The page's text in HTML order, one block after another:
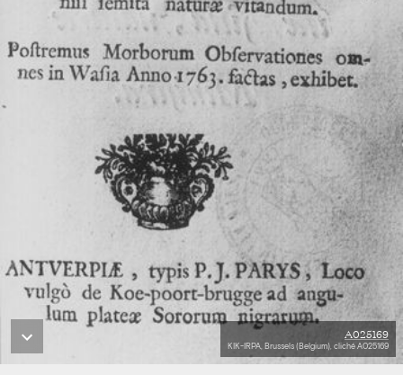
A025169
KIK-IRPA, Brussels (Belgium), cliché A025169